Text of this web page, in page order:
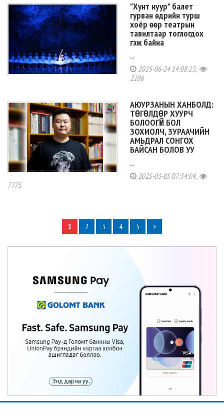
"Хунт нуур" балет
гурван өдрийн турш
хоёр өөр театрын
тавилтаар тоглогдох
гэж байна
...
2025-06-24 14:08:23,
2286
АЮУРЗАНЫН ХАНБОЛД:
ТӨГӨЛДӨР ХУУРЧ
БОЛООГҮЙ БОЛ
ЗОХИОЛЧ, ЗУРААЧИЙН
АМЬДРАЛ СОНГОХ
БАЙСАН БОЛОВ УУ
...
2025-03-05 07:34:04,
7775
1 2 3 4 5 >